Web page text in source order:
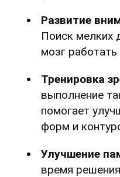
Развитие
Поиск мелких
мозг
Тренировка
выполнение
помогает
форм и
Улучшение
время